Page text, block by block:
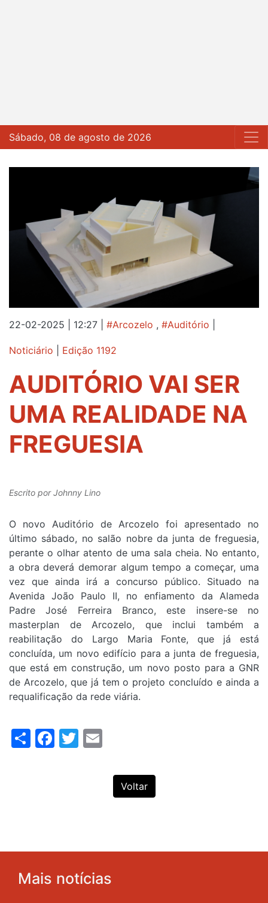
Sábado, 08 de agosto de 2026
22-02-2025 | 12:27 #Arcozelo , #Auditório
Noticiário Edição 1192
AUDITÓRIO VAI SER
UMA REALIDADE NA
FREGUESIA
Escrito porJohnny Lino
O novo Auditório de Arcozelo foi apresentado no
último sábado, no salão nobre da junta de freguesia,
perante o olhar atento de uma sala cheia. No entanto,
a obra deverá demorar algum tempo a começar, uma
vez que ainda irá a concurso público. Situado na
Avenida João Paulo II, no enfiamento da Alameda
Padre José Ferreira Branco, este insere-se no
masterplan de Arcozelo, que inclui também a
reabilitação do Largo Maria Fonte, que já está
concluída, um novo edifício para a junta de freguesia,
que está em construção, um novo posto para a GNR
de Arcozelo, que já tem o projeto concluído e ainda a
requalificação da rede viária.
ShareFacebook
Twitter
Voltar
Mais notícias